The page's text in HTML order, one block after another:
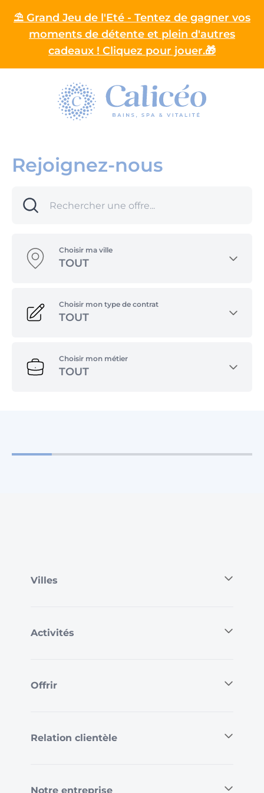
⛱️ Grand Jeu de l'Eté - Tentez de gagner vos
moments de détente et plein d'autres
cadeaux ! Cliquez pour jouer.🎁
Homepage
Rejoignez-nous
Choisir ma ville
TOUT
Choisir mon type de contrat
TOUT
Choisir mon métier
TOUT
Villes
Activités
Offrir
Relation clientèle
Notre entreprise